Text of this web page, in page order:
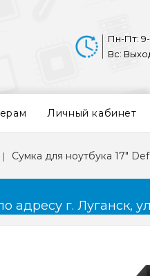
Пн-Пт: 9-
Вс:
Личный кабинет
Сумка для ноутбука 17"
адресу г. Луганск,